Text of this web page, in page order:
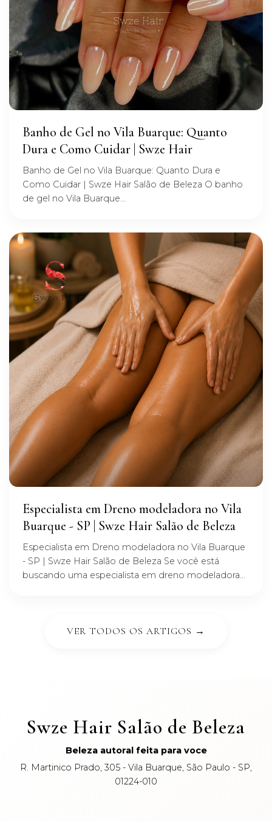
Banho de Gel no Vila Buarque: Quanto
Dura e Como Cuidar | Swze Hair
Banho de Gel no Vila Buarque: Quanto Dura e
Como Cuidar | Swze Hair Salão de Beleza O banho
de gel no Vila Buarque...
Especialista em Dreno modeladora no Vila
Buarque - SP | Swze Hair Salão de Beleza
Especialista em Dreno modeladora no Vila Buarque
- SP | Swze Hair Salão de Beleza Se você está
buscando uma especialista em dreno modeladora...
VER TODOS OS ARTIGOS →
Swze Hair Salão de Beleza
Beleza autoral feita para voce
R. Martinico Prado, 305 - Vila Buarque, São Paulo - SP,
01224-010